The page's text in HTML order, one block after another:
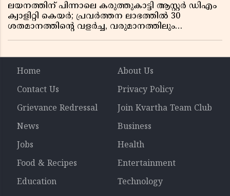
ലയനത്തിന് പിന്നാലെ കരുത്തുകാട്ടി ആസ്റ്റർ ഡിഎം
ക്വാളിറ്റി കെയർ; പ്രവർത്തന ലാഭത്തിൽ 30
ശതമാനത്തിൻ്റെ വളർച്ച, വരുമാനത്തിലും
Home
About Us
Contact Us
Privacy Policy
Grievance Redressal
Join Kvartha Team Club
News
Business
Jobs
Health
Food & Recipes
Entertainment
Education
Technology